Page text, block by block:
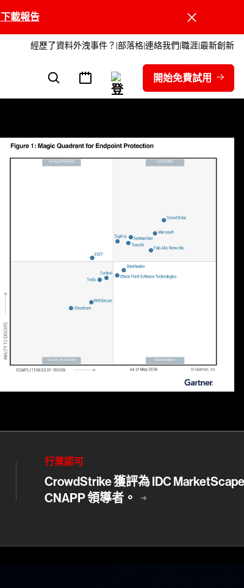
下載報告
經歷了資料外洩事件？ 部落格連絡我們 職涯最新創新
開始免費試用
行業認可
CrowdStrike 獲評為 IDC
CNAPP 領導者。